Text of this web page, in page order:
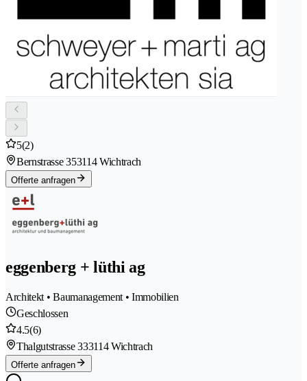
5(2)
Bernstrasse 353114 Wichtrach
Offerte anfragen
eggenberg + lüthi ag
Architekt • Baumanagement • Immobilien
Geschlossen
4.5(6)
Thalgutstrasse 333114 Wichtrach
Offerte anfragen